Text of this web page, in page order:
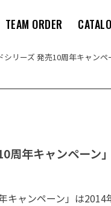
TEAM ORDER
シリーズ 発売10周年キャンペ
周年キャンペーン
キャンペーン」は